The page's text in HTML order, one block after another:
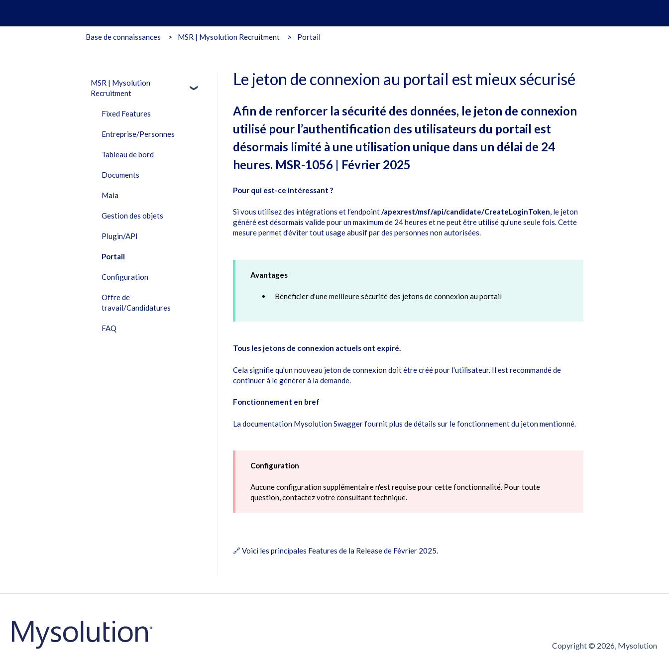
Base de connaissances MSR | Mysolution Recruitment Portail
Le jeton de connexion au portail est mieux sécurisé
Afin de renforcer la sécurité des données, le jeton de connexion
utilisé pour l’authentification des utilisateurs du portail est
désormais limité à une utilisation unique dans un délai de 24
heures. MSR-1056 | Février 2025
Pour qui est-ce intéressant ?
Si vous utilisez des intégrations et l’endpoint/apexrest/msf/api/candidate/CreateLoginToken, le jeton
généré est désormais valide pour un maximum de 24 heures et ne peut être utilisé qu’une seule fois. Cette
mesure permet d’éviter tout usage abusif par des personnes non autorisées.
Avantages
Bénéficier d'une meilleure sécurité des jetons de connexion au portail
Tous les jetons de connexion actuels ont expiré.
Cela signifie qu'un nouveau jeton de connexion doit être créé pour l'utilisateur. Il est recommandé de
continuer à le générer à la demande.
Fonctionnement en bref
La documentation Mysolution Swaggerfournit plus de détails sur le fonctionnement du jeton mentionné.
Configuration
Aucune configuration supplémentaire n'est requise pour cette fonctionnalité. Pour toute
question, contactez votre consultant technique.
🔗 Voici les principales Features de la Release de Février 2025.
MSR | Mysolution
Recruitment
Fixed Features
Entreprise/Personnes
Tableau de bord
Documents
Maia
Gestion des objets
Plugin/API
Portail
Configuration
Offre de
travail/Candidatures
FAQ
Copyright © 2026, Mysolution